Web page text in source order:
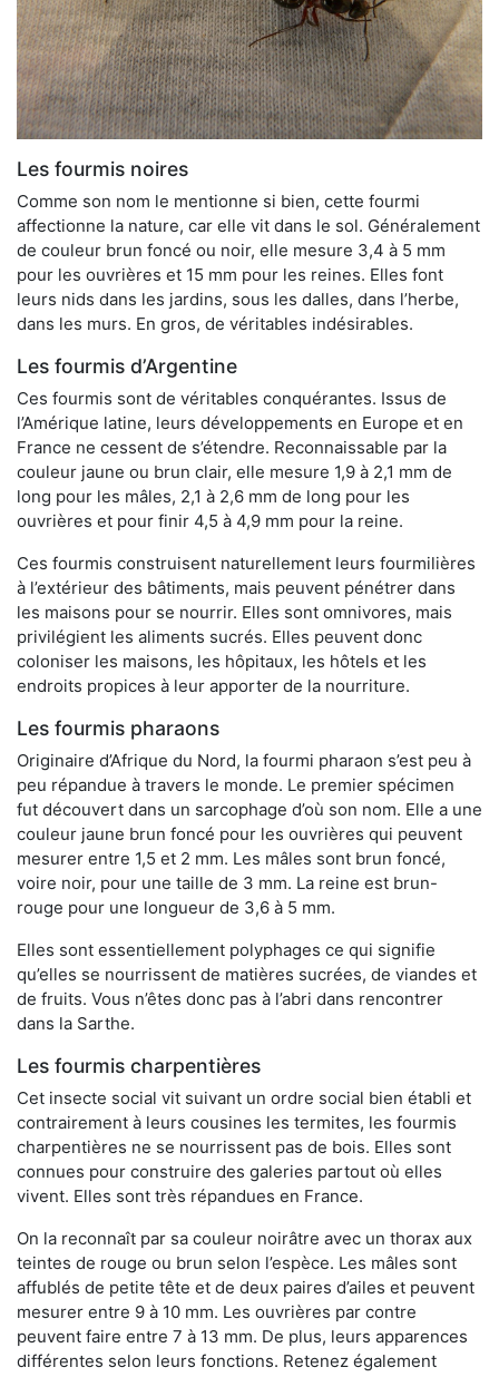
Les fourmis noires
Comme son nom le mentionne si bien, cette fourmi
affectionne la nature, car elle vit dans le sol. Généralement
de couleur brun foncé ou noir, elle mesure 3,4 à 5 mm
pour les ouvrières et 15 mm pour les reines. Elles font
leurs nids dans les jardins, sous les dalles, dans l’herbe,
dans les murs. En gros, de véritables indésirables.
Les fourmis d’Argentine
Ces fourmis sont de véritables conquérantes. Issus de
l’Amérique latine, leurs développements en Europe et en
France ne cessent de s’étendre. Reconnaissable par la
couleur jaune ou brun clair, elle mesure 1,9 à 2,1 mm de
long pour les mâles, 2,1 à 2,6 mm de long pour les
ouvrières et pour finir 4,5 à 4,9 mm pour la reine.
Ces fourmis construisent naturellement leurs fourmilières
à l’extérieur des bâtiments, mais peuvent pénétrer dans
les maisons pour se nourrir. Elles sont omnivores, mais
privilégient les aliments sucrés. Elles peuvent donc
coloniser les maisons, les hôpitaux, les hôtels et les
endroits propices à leur apporter de la nourriture.
Les fourmis pharaons
Originaire d’Afrique du Nord, la fourmi pharaon s’est peu à
peu répandue à travers le monde. Le premier spécimen
fut découvert dans un sarcophage d’où son nom. Elle a une
couleur jaune brun foncé pour les ouvrières qui peuvent
mesurer entre 1,5 et 2 mm. Les mâles sont brun foncé,
voire noir, pour une taille de 3 mm. La reine est brun-
rouge pour une longueur de 3,6 à 5 mm.
Elles sont essentiellement polyphages ce qui signifie
qu’elles se nourrissent de matières sucrées, de viandes et
de fruits. Vous n’êtes donc pas à l’abri dans rencontrer
dans la Sarthe.
Les fourmis charpentières
Cet insecte social vit suivant un ordre social bien établi et
contrairement à leurs cousines les termites, les fourmis
charpentières ne se nourrissent pas de bois. Elles sont
connues pour construire des galeries partout où elles
vivent. Elles sont très répandues en France.
On la reconnaît par sa couleur noirâtre avec un thorax aux
teintes de rouge ou brun selon l’espèce. Les mâles sont
affublés de petite tête et de deux paires d’ailes et peuvent
mesurer entre 9 à 10 mm. Les ouvrières par contre
peuvent faire entre 7 à 13 mm. De plus, leurs apparences
différentes selon leurs fonctions. Retenez également